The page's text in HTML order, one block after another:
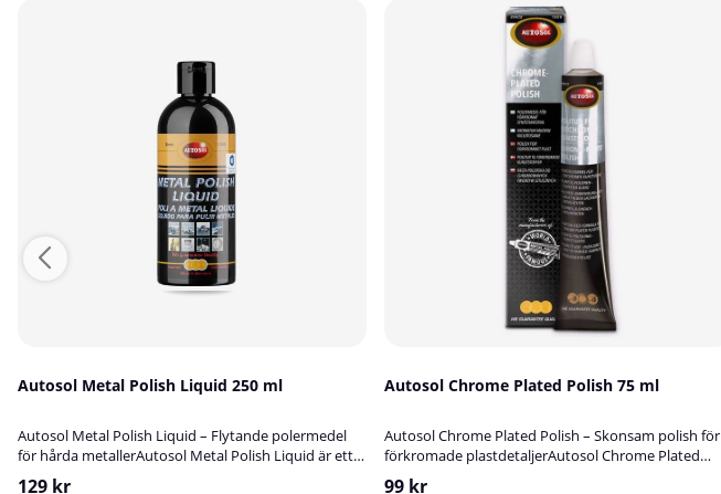
Autosol Metal Polish Liquid 250 ml
Autosol Metal Polish Liquid – Flytande polermedel
för hårda metallerAutosol Metal Polish Liquid är ett
högkvalitativt flytande polermedel som är utvecklat
129 kr
Autosol Chrome Plated Polish 75 ml
Autosol Chrome Plated Polish – Skonsam polish för
förkromade plastdetaljerAutosol Chrome Plated
Polish är ett specialutvecklat polermedel för att
99 kr